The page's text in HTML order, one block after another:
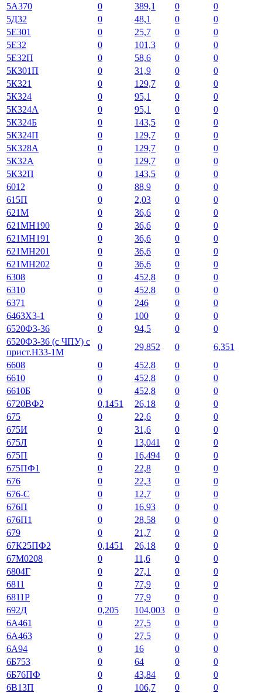
5А370
0 389,1 0
0
5Д32
0 48,1 0
0
5Е301
0 25,7 0
0
5Е32
0 101,3 0
0
5Е32П
0 58,6 0
0
5К301П
0 31,9 0
0
5К321
0 129,7 0
0
5К324
0 95,1 0
0
5К324А
0 95,1 0
0
5К324Б
0 143,5 0
0
5К324П
0 129,7 0
0
5К328А
0 129,7 0
0
5К32А
0 129,7 0
0
5К32П
0 143,5 0
0
6012
0 88,9 0
0
615П
0 2,03 0
0
621М
0 36,6 0
0
621МН190
0 36,6 0
0
621МН191
0 36,6 0
0
621МН201
0 36,6 0
0
621МН202
0 36,6 0
0
6308
0 452,8 0
0
6310
0 452,8 0
0
6371
0 246 0
0
6463Х3-1
0 100 0
0
6520Ф3-36
0 94,5 0
0
6520Ф3-36 (с ЧПУ) с
прист.Н33-1М
0 29,852 0
6,351
6608
0 452,8 0
0
6610
0 452,8 0
0
6610Б
0 452,8 0
0
6720ВФ2
0,1451 26,18 0
0
675
0 22,6 0
0
675И
0 31,6 0
0
675Л
0 13,041 0
0
675П
0 16,494 0
0
675ПФ1
0 22,8 0
0
676
0 22,3 0
0
676-С
0 12,7 0
0
676П
0 16,93 0
0
676П1
0 28,58 0
0
679
0 21,7 0
0
67К25ПФ2
0,1451 26,18 0
0
67М0208
0 11,6 0
0
6804Г
0 27,1 0
0
6811
0 77,9 0
0
6811Р
0 77,9 0
0
692Д
0,205 104,003 0
0
6А461
0 27,5 0
0
6А463
0 27,5 0
0
6А94
0 16 0
0
6Б753
0 64 0
0
6Б76ПФ
0 43,84 0
0
6В13П
0 106,7 0
0